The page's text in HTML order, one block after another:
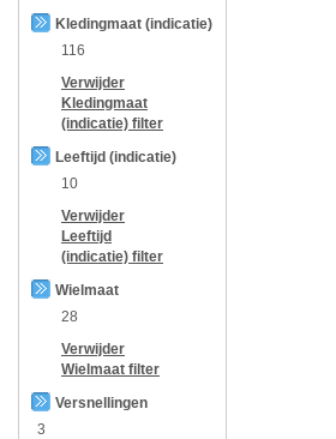
Kledingmaat (indicatie)
116
Verwijder
Kledingmaat
(indicatie) filter
Leeftijd (indicatie)
10
Verwijder
Leeftijd
(indicatie) filter
Wielmaat
28
Verwijder
Wielmaat filter
Versnellingen
3